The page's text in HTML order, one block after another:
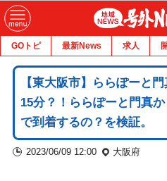
GOトピ 最新News 求人
【東大阪市】ららぽーと
15分？！ららぽーと門真
で到着するの？を検証。
2023/06/09 12:00 大阪府